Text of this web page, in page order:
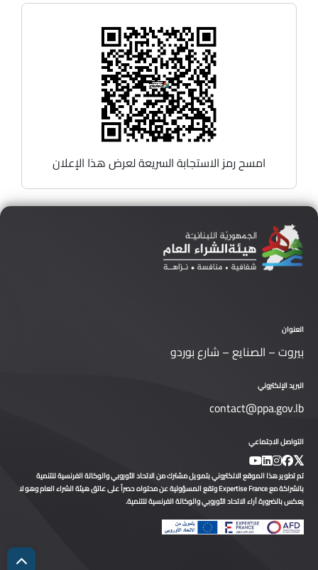
امسح رمز الاستجابة السريعة لعرض هذا الإعلان
العنوان
بيروت – الصنايع – شارع بوردو
البريد الإلكتروني
contact@ppa.gov.lb
التواصل الاجتماعي
تم تطوير هذا الموقع الالكتروني بتمويل مشترك من الاتحاد الأوروبي والوكالة الفرنسية للتنمية
بالشراكة مع Expertise France وتقع المسؤولية عن محتواه حصراً على عاتق هيئة الشراء العام وهو لا
يعكس بالضرورة آراء الاتحاد الأوروبي والوكالة الفرنسية للتنمية.